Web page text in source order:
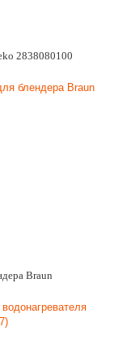
2838080100
Braun